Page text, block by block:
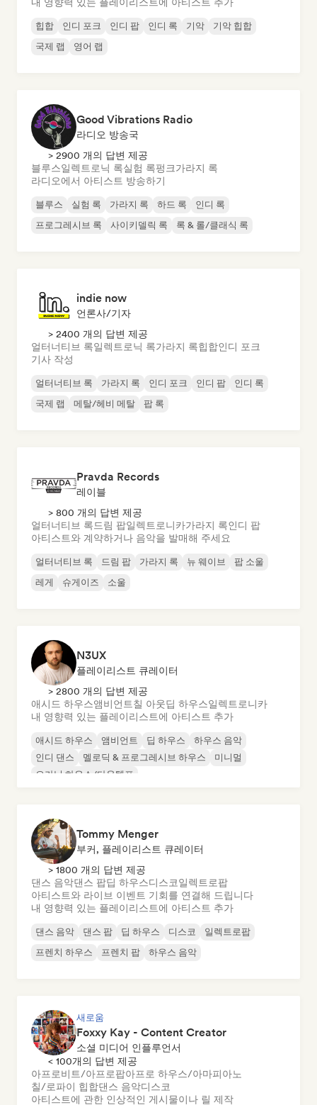
힙합 인디 포크 인디 팝 인디 록 기악
기악 힙합
국제 랩
영어 랩
Good Vibrations Radio
라디오 방송국
> 2900 개의 답변 제공
블루스일렉트로닉 록실험 록펑크가라지 록
라디오에서 아티스트 방송하기
블루스 실험 록 가라지 록 하드 록
인디 록
프로그레시브 록
사이키델릭 록 록 & 롤/클래식 록
indie now
언론사/기자
> 2400 개의 답변 제공
얼터너티브 록일렉트로닉 록가라지 록힙합인디 포크
기사 작성
얼터너티브 록 가라지 록 인디 포크 인디 팝
인디 록
국제 랩
메탈/헤비 메탈 팝 록
Pravda Records
레이블
> 800 개의 답변 제공
얼터너티브 록드림 팝일렉트로니카가라지 록인디 팝
아티스트와 계약하거나 음악을 발매해 주세요
얼터너티브 록 드림 팝 가라지 록 뉴 웨이브
팝 소울
레게
슈게이즈 소울
N3UX
플레이리스트 큐레이터
> 2800 개의 답변 제공
애시드 하우스앰비언트칠 아웃딥 하우스일렉트로니카
내 영향력 있는 플레이리스트에 아티스트 추가
애시드 하우스 앰비언트 딥 하우스
하우스 음악
인디 댄스
멜로딕 & 프로그레시브 하우스
미니멀
오가닉 하우스/다운템포
Tommy Menger
부커, 플레이리스트 큐레이터
> 1800 개의 답변 제공
댄스 음악댄스 팝딥 하우스디스코일렉트로팝
아티스트와 라이브 이벤트 기회를 연결해 드립니다
내 영향력 있는 플레이리스트에 아티스트 추가
댄스 음악 댄스 팝 딥 하우스 디스코
일렉트로팝
프렌치 하우스
프렌치 팝 하우스 음악
새로움
Foxxy Kay - Content Creator
소셜 미디어 인플루언서
< 100개의 답변 제공
아프로비트/아프로팝아프로 하우스/아마피아노
칠/로파이 힙합댄스 음악디스코
아티스트에 관한 인상적인 게시물이나 릴 제작